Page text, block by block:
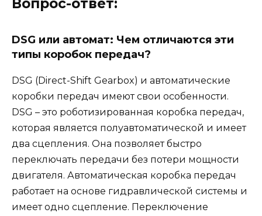
DSG или автомат: Чем отличаются эти
типы коробок передач?
DSG (Direct-Shift Gearbox) и автоматические
коробки передач имеют свои особенности.
DSG – это роботизированная коробка передач,
которая является полуавтоматической и имеет
два сцепления. Она позволяет быстро
переключать передачи без потери мощности
двигателя. Автоматическая коробка передач
работает на основе гидравлической системы и
имеет одно сцепление. Переключение